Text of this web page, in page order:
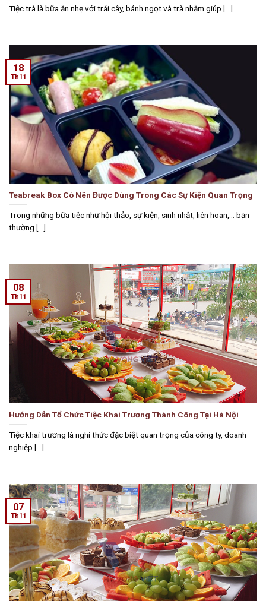
Tiệc trà là bữa ăn nhẹ với trái cây, bánh ngọt và trà nhằm giúp [...]
Teabreak Box Có Nên Được Dùng Trong Các Sự Kiện Quan Trọng
Trong những bữa tiệc như hội thảo, sự kiện, sinh nhật, liên hoan,… bạn
thường [...]
18
Th11
Hướng Dẫn Tổ Chức Tiệc Khai Trương Thành Công Tại Hà Nội
Tiệc khai trương là nghi thức đặc biệt quan trọng của công ty, doanh
nghiệp [...]
08
Th11
07
Th11